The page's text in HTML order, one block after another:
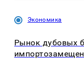
Экономика
Рынок дубовых